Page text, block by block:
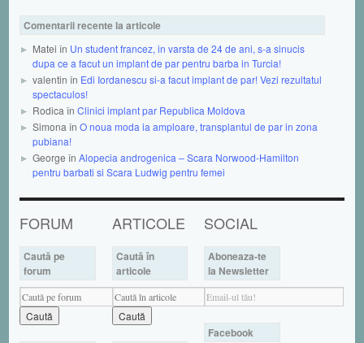
Comentarii recente la articole
Matei în Un student francez, in varsta de 24 de ani, s-a sinucis
dupa ce a facut un implant de par pentru barba in Turcia!
valentin în Edi Iordanescu si-a facut implant de par! Vezi rezultatul
spectaculos!
Rodica în Clinici implant par Republica Moldova
Simona în O noua moda ia amploare, transplantul de par in zona
pubiana!
George în Alopecia androgenica – Scara Norwood-Hamilton
pentru barbati si Scara Ludwig pentru femei
FORUM
Caută pe
forum
ARTICOLE
Caută în
articole
SOCIAL
Aboneaza-te
la Newsletter
Facebook